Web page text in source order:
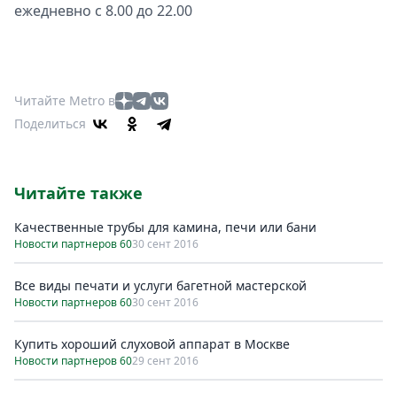
ежедневно с 8.00 до 22.00
Читайте Metro в
Поделиться
Читайте также
Качественные трубы для камина, печи или бани
Новости партнеров 6030 сент 2016
Все виды печати и услуги багетной мастерской
Новости партнеров 6030 сент 2016
Купить хороший слуховой аппарат в Москве
Новости партнеров 6029 сент 2016